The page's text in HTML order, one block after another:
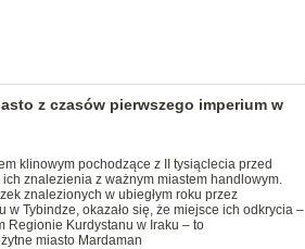
z czasów pierwszego imperium w
klinowym pochodzące z II tysiąclecia przed
ich znalezienia z ważnym miastem handlowym.
znalezionych w ubiegłym roku przez
w Tybindze, okazało się, że miejsce ich odkrycia –
Regionie Kurdystanu w Iraku – to
miasto Mardaman